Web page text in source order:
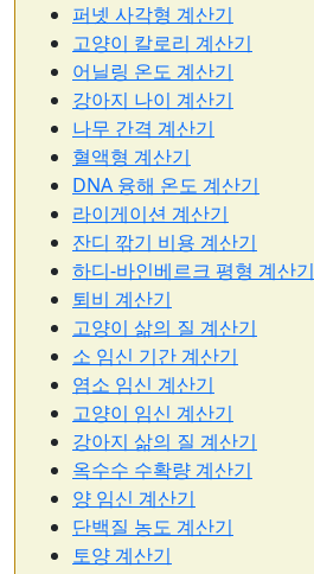
퍼넷 사각형 계산기
고양이 칼로리 계산기
어닐링 온도 계산기
강아지 나이 계산기
나무 간격 계산기
혈액형 계산기
DNA 융해 온도 계산기
라이게이션 계산기
잔디 깎기 비용 계산기
하디-바인베르크 평형 계산기
퇴비 계산기
고양이 삶의 질 계산기
소 임신 기간 계산기
염소 임신 계산기
고양이 임신 계산기
강아지 삶의 질 계산기
옥수수 수확량 계산기
양 임신 계산기
단백질 농도 계산기
토양 계산기